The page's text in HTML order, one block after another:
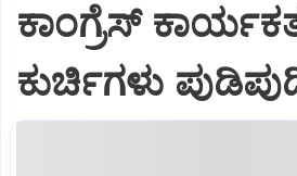
ಕಾಂಗ್ರೆಸ್
ಕುರ್ಚಿಗಳು